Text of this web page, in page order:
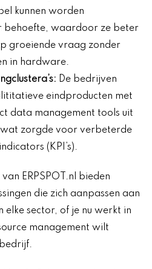
kunnen worden
behoefte, waardoor ze beter
groeiende vraag zonder
in hardware.
De bedrijven
eindproducten met
data management tools uit
wat zorgde voor verbeterde
(KPI’s).
ERPSPOT.nl bieden
die zich aanpassen aan
elke sector, of je nu werkt in
management wilt